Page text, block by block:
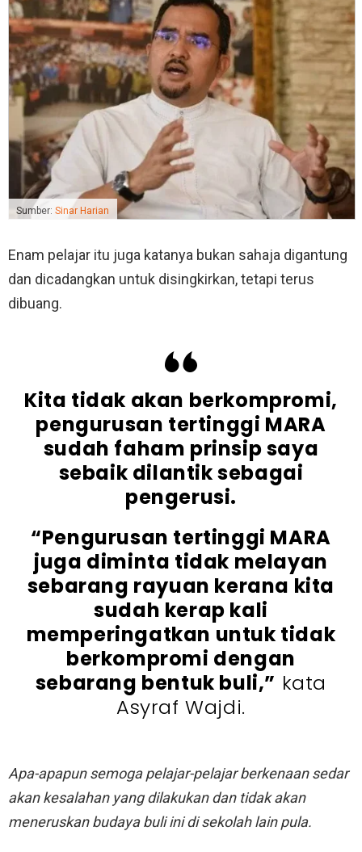
Sumber: Sinar Harian
Enam pelajar itu juga katanya bukan sahaja digantung
dan dicadangkan untuk disingkirkan, tetapi terus
dibuang.
Kita tidak akan berkompromi,
pengurusan tertinggi MARA
sudah faham prinsip saya
sebaik dilantik sebagai
pengerusi.
“Pengurusan tertinggi MARA
juga diminta tidak melayan
sebarang rayuan kerana kita
sudah kerap kali
memperingatkan untuk tidak
berkompromi dengan
sebarang bentuk buli,” kata
Asyraf Wajdi.
Apa-apapun semoga pelajar-pelajar berkenaan sedar
akan kesalahan yang dilakukan dan tidak akan
meneruskan budaya buli ini di sekolah lain pula.